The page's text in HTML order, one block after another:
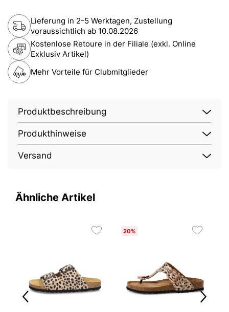
Lieferung in 2-5 Werktagen, Zustellung
voraussichtlich ab 10.08.2026
Kostenlose Retoure in der Filiale (exkl. Online
Exklusiv Artikel)
Mehr Vorteile für Clubmitglieder
Produktbeschreibung
Produkthinweise
Versand
Ähnliche Artikel
20%